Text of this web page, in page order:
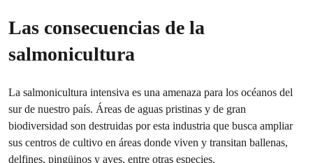
Las consecuencias de la
salmonicultura
La salmonicultura intensiva es una amenaza para los océanos del
sur de nuestro país. Áreas de aguas pristinas y de gran
biodiversidad son destruidas por esta industria que busca ampliar
sus centros de cultivo en áreas donde viven y transitan ballenas,
delfines, pingüinos y aves, entre otras especies.